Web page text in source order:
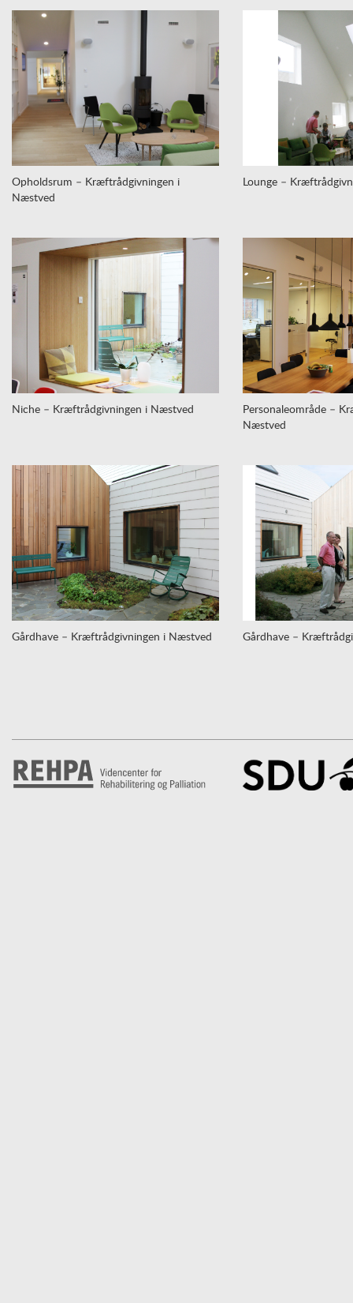
Opholdsrum – Kræftrådgivningen i
Næstved
Lounge –
Niche – Kræftrådgivningen i Næstved
Personaleområde –
Næstved
Gårdhave – Kræftrådgivningen i Næstved Gårdhave –